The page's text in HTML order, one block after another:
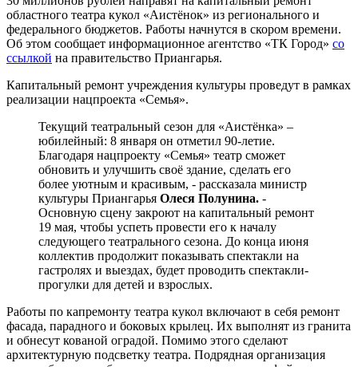
областного театра кукол «Аистёнок» из регионального и
федерального бюджетов. Работы начнутся в скором времени.
Об этом сообщает информационное агентство «ТК Город» со
ссылкой на правительство Приангарья.
Капитальный ремонт учреждения культуры проведут в рамках
реализации нацпроекта «Семья».
Текущий театральный сезон для «Аистёнка» –
юбилейный: 8 января он отметил 90-летие.
Благодаря нацпроекту «Семья» театр сможет
обновить и улучшить своё здание, сделать его
более уютным и красивым, - рассказала министр
культуры Приангарья Олеся Полунина. -
Основную сцену закроют на капитальный ремонт
19 мая, чтобы успеть провести его к началу
следующего театрального сезона. До конца июня
коллектив продолжит показывать спектакли на
гастролях и выездах, будет проводить спектакли-
прогулки для детей и взрослых.
Работы по капремонту театра кукол включают в себя ремонт
фасада, парадного и боковых крылец. Их выполнят из гранита
и обнесут кованой оградой. Помимо этого сделают
архитектурную подсветку театра. Подрядная организация